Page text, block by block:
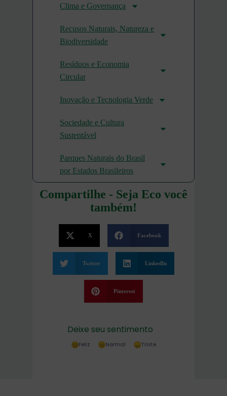
Clima e Governança
Recusos Naturais, Natureza e
Biodiversidade
Resíduos e Economia
Circular
Inovação e Tecnologia Verde
Sociedade e Cultura
Sustentável
Parques Naturais do Brasil
por Estados Brasileiros
Compartilhe - Seja Eco você
também!
X Facebook
Twitter LinkedIn
Pinterest
Deixe seu sentimento
Feliz Normal Triste